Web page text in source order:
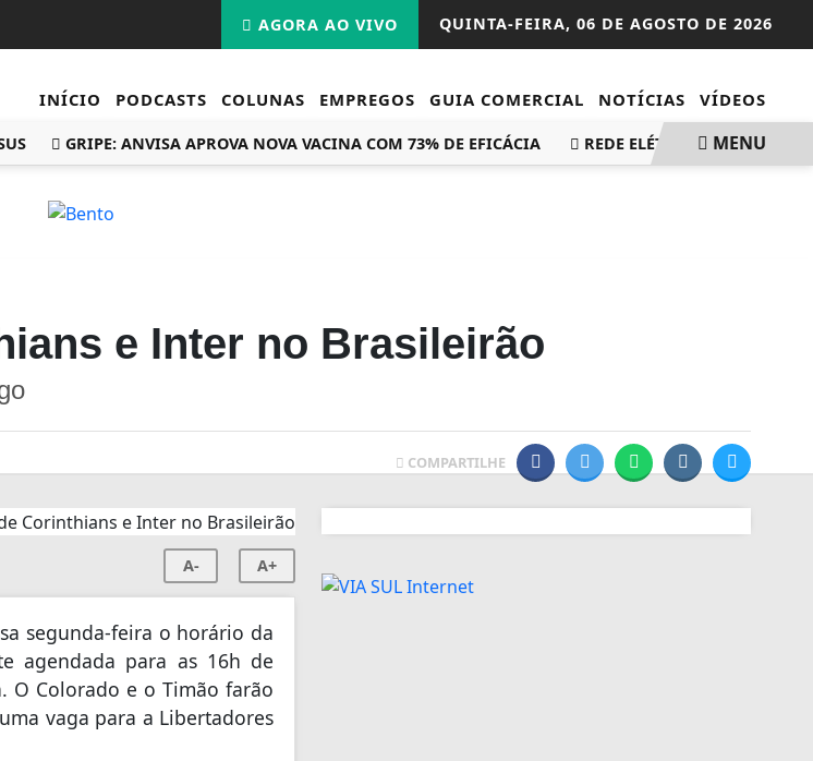
QUINTA-FEIRA, 06 DE AGOSTO DE 2026
AGORA AO VIVO
INÍCIO PODCASTS COLUNAS EMPREGOS GUIA COMERCIAL NOTÍCIAS VÍDEOS
GRIPE: ANVISA APROVA NOVA VACINA COM 73% DE EFICÁCIA REDE ELÉTRICA MAISMENU
e Inter no Brasileirão
COMPARTILHE
A- A+
segunda-feira o horário da
agendada para as 16h de
O Colorado e o Timão farão
vaga para a Libertadores